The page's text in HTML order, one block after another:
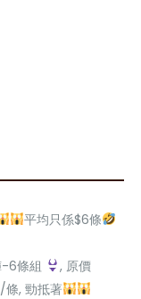
平均只係$6條
6條組
, 原價
, 勁抵著